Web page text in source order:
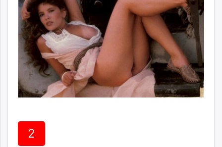
shuud.mn
eagle.mn
ergelt.mn
zarig.mn
today.mn
zuv.mn
mminfo.mn
ugluu.mn
asu.mn
shudarga.mn
2